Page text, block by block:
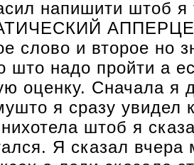
напишити штоб я
слово и второе но
што надо пройти а
оценку. Сначала я
я сразу увидел
штоб я
Я сказал вчера